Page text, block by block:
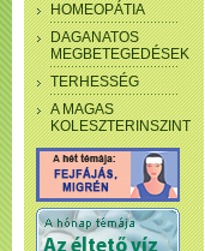
HOMEOPÁTIA
DAGANATOS
MEGBETEGEDÉSEK
TERHESSÉG
A MAGAS
KOLESZTERINSZINT